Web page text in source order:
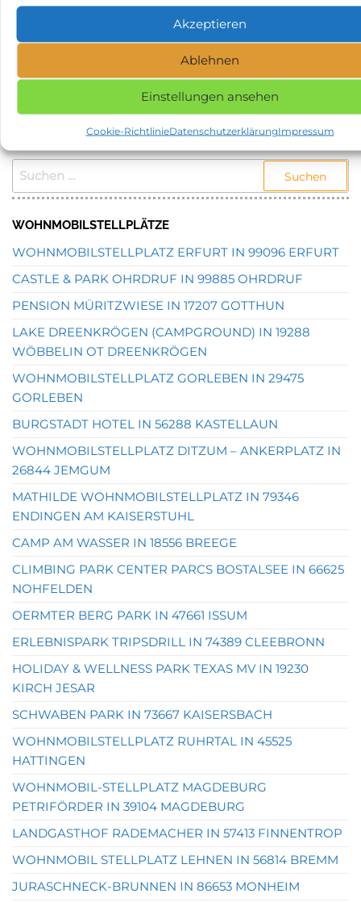
Akzeptieren
Ablehnen
Einstellungen ansehen
Cookie-RichtlinieDatenschutzerklärungImpressum
Schlagwörter Stellplatz in 82493 Krün
NAME, STADT ODER POSTLEITZAHL DES
GEWÜNSCHTEN STELLPLATZES EINGEBEN UND
STELLPLATZSUCHE
SUCHEN
WOHNMOBILSTELLPLÄTZE
WOHNMOBILSTELLPLATZ ERFURT IN 99096 ERFURT
CASTLE & PARK OHRDRUF IN 99885 OHRDRUF
PENSION MÜRITZWIESE IN 17207 GOTTHUN
LAKE DREENKRÖGEN (CAMPGROUND) IN 19288
WÖBBELIN OT DREENKRÖGEN
WOHNMOBILSTELLPLATZ GORLEBEN IN 29475
GORLEBEN
BURGSTADT HOTEL IN 56288 KASTELLAUN
WOHNMOBILSTELLPLATZ DITZUM – ANKERPLATZ IN
26844 JEMGUM
MATHILDE WOHNMOBILSTELLPLATZ IN 79346
ENDINGEN AM KAISERSTUHL
CAMP AM WASSER IN 18556 BREEGE
CLIMBING PARK CENTER PARCS BOSTALSEE IN 66625
NOHFELDEN
OERMTER BERG PARK IN 47661 ISSUM
ERLEBNISPARK TRIPSDRILL IN 74389 CLEEBRONN
HOLIDAY & WELLNESS PARK TEXAS MV IN 19230
KIRCH JESAR
SCHWABEN PARK IN 73667 KAISERSBACH
WOHNMOBILSTELLPLATZ RUHRTAL IN 45525
HATTINGEN
WOHNMOBIL-STELLPLATZ MAGDEBURG
PETRIFÖRDER IN 39104 MAGDEBURG
LANDGASTHOF RADEMACHER IN 57413 FINNENTROP
WOHNMOBIL STELLPLATZ LEHNEN IN 56814 BREMM
JURASCHNECK-BRUNNEN IN 86653 MONHEIM